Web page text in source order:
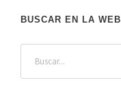
BUSCAR EN LA WEB